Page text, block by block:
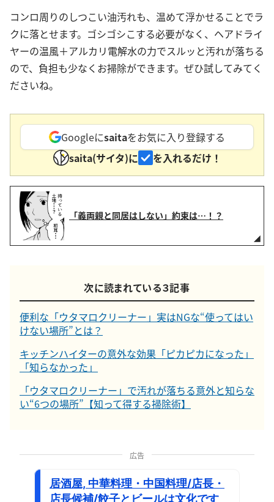
コンロ周りのしつこい油汚れも、温めて浮かせることでラ
クに落とせます。ゴシゴシこする必要がなく、ヘアドライ
ヤーの温風＋アルカリ電解水の力でスルッと汚れが落ちる
ので、負担も少なくお掃除ができます。ぜひ試してみてく
ださいね。
Googleにsaitaをお気に入り登録する
saita(サイタ)に
を入れるだけ！
「義両親と同居はしない」約束は…！？
次に読まれている３記事
便利な「ウタマロクリーナー」実はNGな“使ってはい
けない場所”とは？
キッチンハイターの意外な効果「ピカピカになった」
「知らなかった」
「ウタマロクリーナー」で汚れが落ちる意外と知らな
い“6つの場所”【知って得する掃除術】
広告
居酒屋, 中華料理・中国料理/店長・
店長候補/餃子とビールは文化です